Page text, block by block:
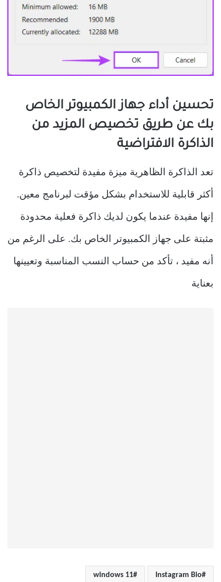
تحسين أداء جهاز الكمبيوتر الخاص
بك عن طريق تخصيص المزيد من
الذاكرة الافتراضية
تعد الذاكرة الظاهرية ميزة مفيدة لتخصيص ذاكرة
أكثر قابلية للاستخدام بشكل مؤقت لبرنامج معين.
إنها مفيدة عندما يكون لديك ذاكرة فعلية محدودة
مثبتة على جهاز الكمبيوتر الخاص بك. على الرغم من
أنه مفيد ، تأكد من حساب النسب المناسبة وتعيينها
بعناية
Instagram Bio
windows 11